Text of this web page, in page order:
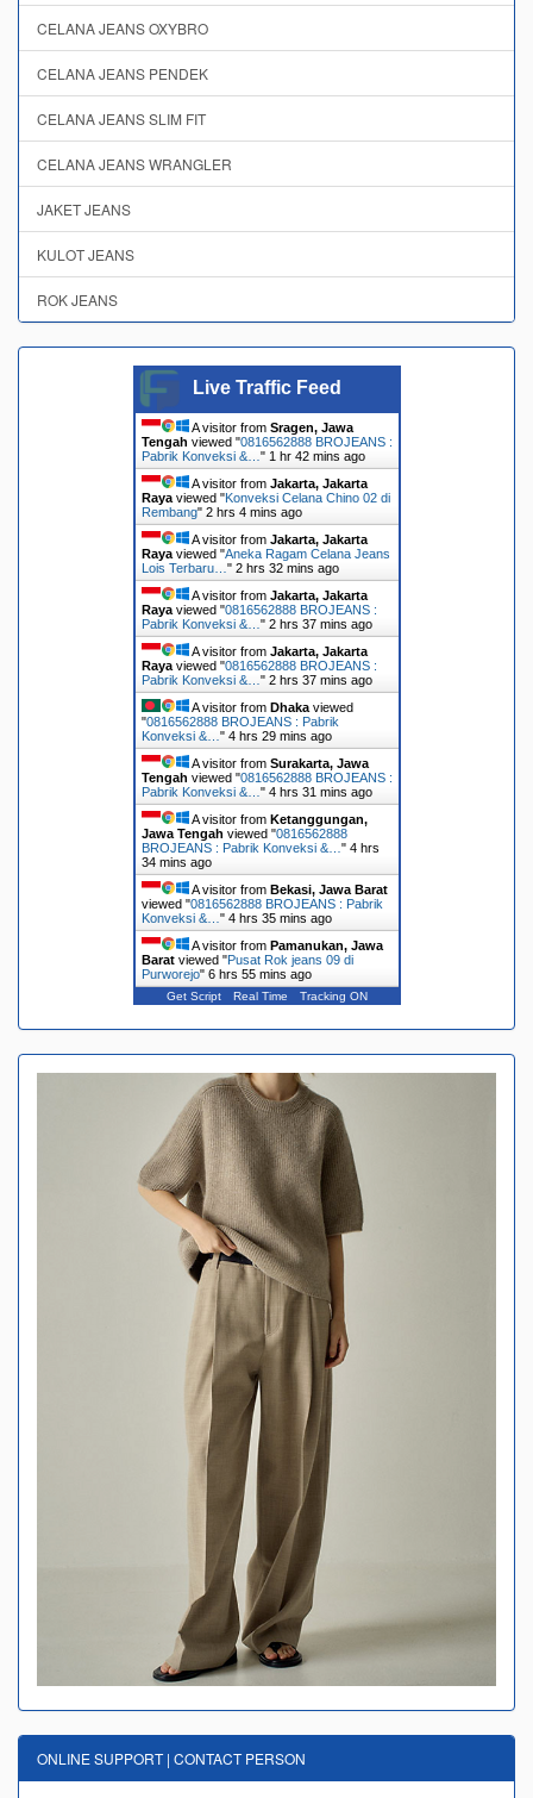
CELANA JEANS OXYBRO
CELANA JEANS PENDEK
CELANA JEANS SLIM FIT
CELANA JEANS WRANGLER
JAKET JEANS
KULOT JEANS
ROK JEANS
Live Traffic Feed
A visitor from Sragen, Jawa
Tengah viewed "0816562888 BROJEANS :
Pabrik Konveksi &… " 1 hr 42 mins ago
A visitor from Jakarta, Jakarta
Rayaviewed "Konveksi Celana Chino 02 di
Rembang" 2 hrs 4 mins ago
A visitor from Jakarta, Jakarta
Rayaviewed "Aneka Ragam Celana Jeans
Lois Terbaru… " 2 hrs 32 mins ago
A visitor from Jakarta, Jakarta
Rayaviewed "0816562888 BROJEANS :
Pabrik Konveksi &… " 2 hrs 37 mins ago
A visitor from Jakarta, Jakarta
Rayaviewed "0816562888 BROJEANS :
Pabrik Konveksi &… " 2 hrs 37 mins ago
A visitor from Dhakaviewed
"0816562888 BROJEANS : Pabrik
Konveksi &… " 4 hrs 29 mins ago
A visitor from Surakarta, Jawa
Tengah viewed "0816562888 BROJEANS :
Pabrik Konveksi &… " 4 hrs 31 mins ago
A visitor from Ketanggungan,
Jawa Tengah viewed "0816562888
BROJEANS : Pabrik Konveksi &… " 4 hrs
34 mins ago
A visitor from Bekasi, Jawa Barat
viewed "0816562888 BROJEANS : Pabrik
Konveksi &… " 4 hrs 35 mins ago
A visitor from Pamanukan, Jawa
Baratviewed "Pusat Rok jeans 09 di
Purworejo" 6 hrs 55 mins ago
Get Script Real Time Tracking ON
ONLINE SUPPORT | CONTACT PERSON